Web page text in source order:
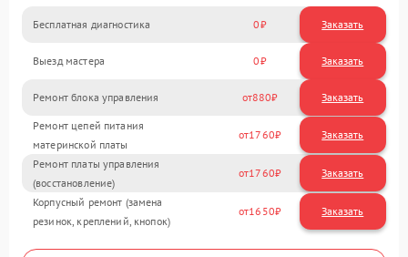
Бесплатная диагностика 0 Заказать
Выезд мастера 0 Заказать
Ремонт блока управления 880
Ремонт цепей питания
материнской платы
1760
Ремонт платы управления
(восстановление)
1760
Корпусный ремонт (замена
резинок, креплений, кнопок)
1650